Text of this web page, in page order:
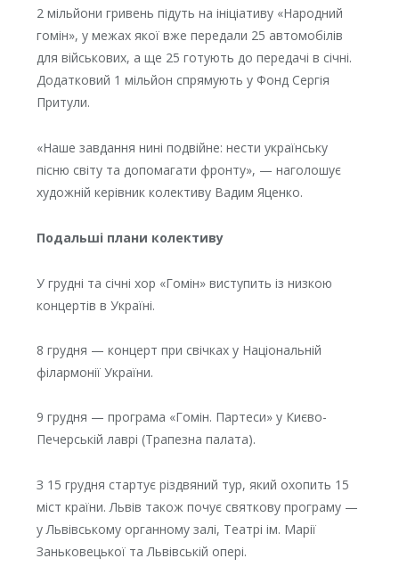
2 мільйони гривень підуть на ініціативу «Народний
гомін», у межах якої вже передали 25 автомобілів
для військових, а ще 25 готують до передачі в січні.
Додатковий 1 мільйон спрямують у Фонд Сергія
Притули.
«Наше завдання нині подвійне: нести українську
пісню світу та допомагати фронту», — наголошує
художній керівник колективу Вадим Яценко.
Подальші плани колективу
У грудні та січні хор «Гомін» виступить із низкою
концертів в Україні.
8 грудня — концерт при свічках у Національній
філармонії України.
9 грудня — програма «Гомін. Партеси» у Києво-
Печерській лаврі (Трапезна палата).
З 15 грудня стартує різдвяний тур, який охопить 15
міст країни. Львів також почує святкову програму —
у Львівському органному залі, Театрі ім. Марії
Заньковецької та Львівській опері.